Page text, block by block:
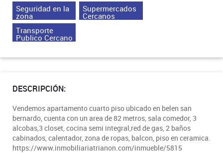
Seguridad en la
zona
Supermercados
Cercanos
Transporte
Publico Cercano
DESCRIPCIÓN:
Vendemos apartamento cuarto piso ubicado en belen san
bernardo, cuenta con un area de 82 metros, sala comedor, 3
alcobas,3 closet, cocina semi integral,red de gas, 2 baños
cabinados, calentador, zona de ropas, balcon, piso en ceramica.
https://www.inmobiliariatrianon.com/inmueble/5815